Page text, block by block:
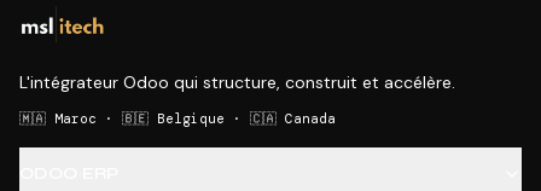
L'intégrateur Odoo qui structure, construit et accélère.
🇲🇦 Maroc · 🇧🇪 Belgique · 🇨🇦 Canada